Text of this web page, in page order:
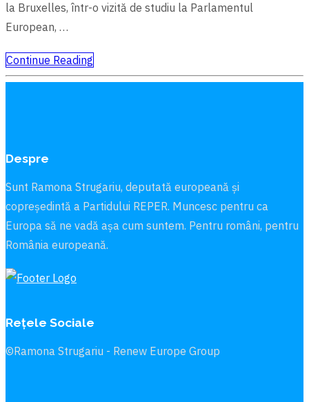
la Bruxelles, într-o vizită de studiu la Parlamentul
European, …
Continue Reading
Despre
Sunt Ramona Strugariu, deputată europeană și
copreședintă a Partidului REPER. Muncesc pentru ca
Europa să ne vadă aşa cum suntem. Pentru români, pentru
România europeană.
Rețele Sociale
©Ramona Strugariu - Renew Europe Group